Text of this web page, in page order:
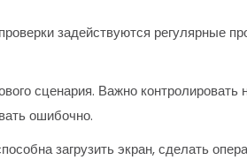
задействуются регулярные
сценария. Важно
ошибочно.
загрузить экран, сделать